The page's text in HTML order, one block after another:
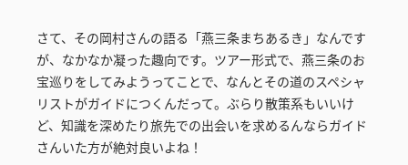
さて、その岡村さんの語る「燕三条まちあるき」なんです
が、なかなか凝った趣向です。ツアー形式で、燕三条のお
宝巡りをしてみようってことで、なんとその道のスペシャ
リストがガイドにつくんだって。ぶらり散策系もいいけ
ど、知識を深めたり旅先での出会いを求めるんならガイド
さんいた方が絶対良いよね！